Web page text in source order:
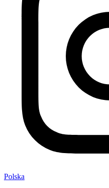
Polska